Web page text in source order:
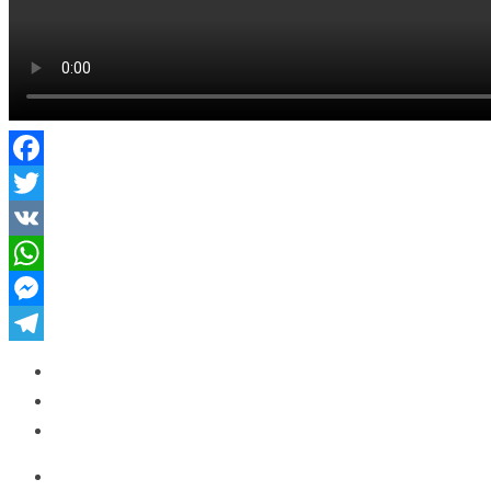
Facebook
Twitter
VK
WhatsApp
Messenger